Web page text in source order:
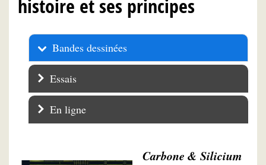
histoire et ses principes
Bandes dessinées
Essais
En ligne
Carbone & Silicium